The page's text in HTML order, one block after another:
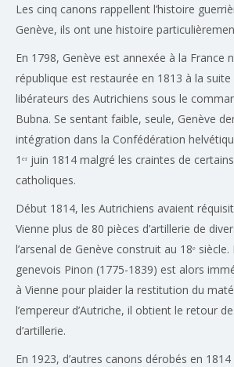
Les cinq canons rappellent l’histoire
Genève, ils ont une histoire
En 1798, Genève est annexée à la France
république est restaurée en 1813 à la suite
libérateurs des Autrichiens sous le
Bubna. Se sentant faible, seule, Genève
intégration dans la Confédération
1ᵉʳ juin 1814 malgré les craintes de
catholiques.
Début 1814, les Autrichiens avaient
Vienne plus de 80 pièces d’artillerie de
l’arsenal de Genève construit au 18ᵉ
genevois Pinon (1775-1839) est alors
à Vienne pour plaider la restitution du
l’empereur d’Autriche, il obtient le retour
d’artillerie.
En 1923, d’autres canons dérobés en